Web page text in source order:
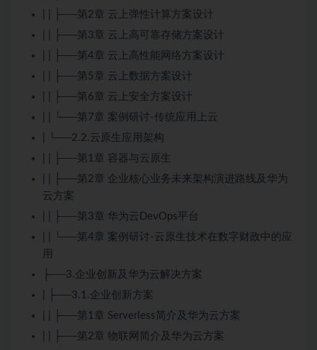
| | ├──第2章 云上弹性计算方案设计
| | ├──第3章 云上高可靠存储方案设计
| | ├──第4章 云上高性能网络方案设计
| | ├──第5章 云上数据方案设计
| | ├──第6章 云上安全方案设计
| | └──第7章 案例研讨-传统应用上云
| └──2.2. 云原生
应用架构
| | ├──第1章 容器与云原生
| | ├──第2章 企业核心业务未来架构演进路线及华为
云方案
| | ├──第3章 华为云
DevOps平台
| | └──第4章 案例研讨-云原生技术在数字财政中的应
用
├──3.企业创新及华为云解决方案
| ├──3.1.企业创新方案
| | ├──第1章 Serverless简介及华为云方案
| | ├──第2章 物联网简介及华为云方案